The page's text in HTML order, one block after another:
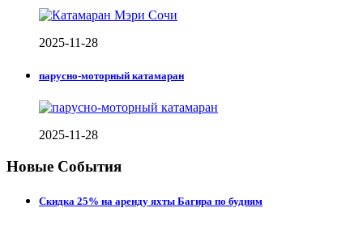
2025-11-28
парусно-моторный катамаран
2025-11-28
Новые События
Скидка 25% на аренду яхты Багира по будням